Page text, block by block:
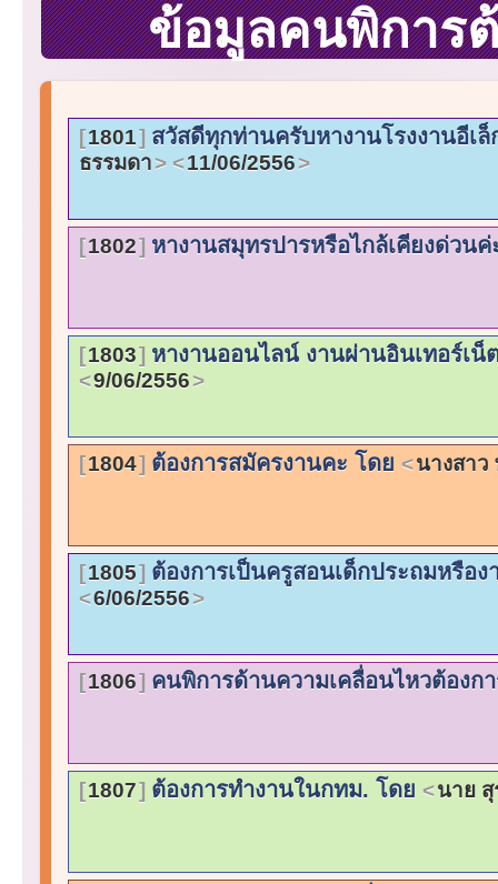
ข้อมูลคนพิการ
1801 สวัสดีทุกท่านครับหางานโรงงานอี
ธรรมดา 11/06/2556
1802 หางานสมุทรปารหรือไกล้เคียงด่วน
1803 หางานออนไลน์ งานผ่านอินเทอร์เ
9/06/2556
1804 ต้องการสมัครงานคะ โดย นางสาว
1805 ต้องการเป็นครูสอนเด็กประถมหรือ
6/06/2556
1806 คนพิการด้านความเคลื่อนไหวต้องก
1807 ต้องการทำงานในกทม. โดย นาย สุ